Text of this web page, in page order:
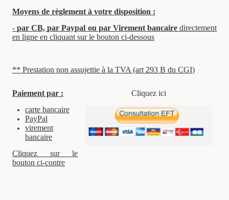
Moyens de règlement à votre disposition :
-par CB,par Paypal ou par Virement bancairedirectement
en ligne en cliquant sur le bouton ci-dessous
** Prestation non assujettie à la TVA (art 293 B du CGI)
Paiement par :
carte bancaire
PayPal
virement
bancaire
Cliquez sur le
bouton ci-contre
Cliquez ici